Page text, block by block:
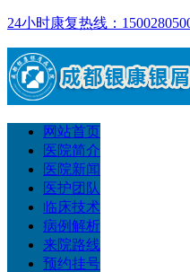
24小时康复热线：
网站首页
医院简介
医院新闻
医护团队
临床技术
病例解析
来院路线
预约挂号